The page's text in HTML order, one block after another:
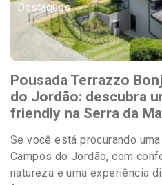
Destaques
Pousada Terrazzo
do Jordão: descubra
friendly na Serra da
Se você está procurando
Campos do Jordão, com
natureza e uma experiência